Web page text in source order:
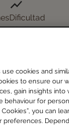
Dificultad
Fácil
use cookies and
to ensure our
gain insights into
behaviour for
Cookies”, you can
preferences.